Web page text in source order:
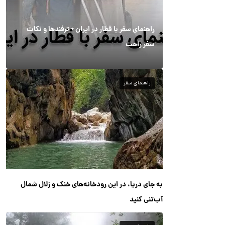
راهنمای سفر با قطار در ایران + ترفندها و نکات
سفر راحت
راهنمای سفر
به جای دریا، در این رودخانه‌های خنک و زلال شمال
آب‌تنی کنید